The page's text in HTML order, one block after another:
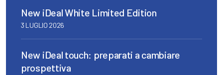
New iDeal White Limited Edition
3 LUGLIO 2026
New iDeal touch: preparati a cambiare
prospettiva